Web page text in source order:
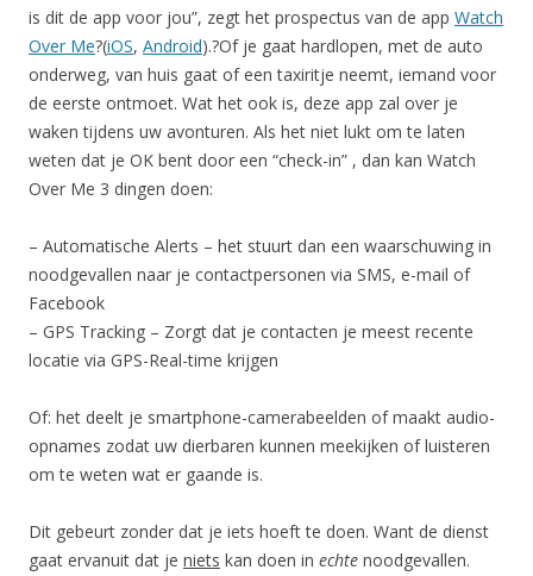
is dit de app voor jou”, zegt het prospectus van de app Watch
Over Me?(iOS, Android).?Of je gaat hardlopen, met de auto
onderweg, van huis gaat of een taxiritje neemt, iemand voor
de eerste ontmoet. Wat het ook is, deze app zal over je
waken tijdens uw avonturen. Als het niet lukt om te laten
weten dat je OK bent door een “check-in” , dan kan Watch
Over Me 3 dingen doen:
– Automatische Alerts – het stuurt dan een waarschuwing in
noodgevallen naar je contactpersonen via SMS, e-mail of
Facebook
– GPS Tracking – Zorgt dat je contacten je meest recente
locatie via GPS-Real-time krijgen
Of: het deelt je smartphone-camerabeelden of maakt audio-
opnames zodat uw dierbaren kunnen meekijken of luisteren
om te weten wat er gaande is.
Dit gebeurt zonder dat je iets hoeft te doen. Want de dienst
gaat ervanuit dat je niets kan doen in echte noodgevallen.